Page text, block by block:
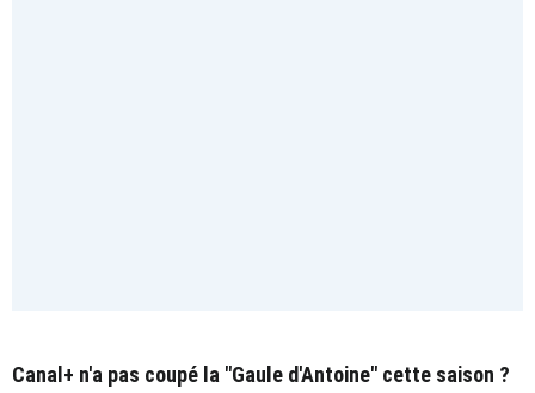
Canal+ n'a pas coupé la "Gaule d'Antoine" cette saison ?